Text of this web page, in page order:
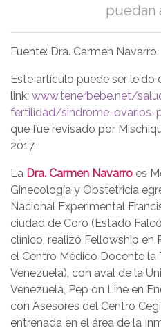
puedan
Fuente: Dra. Carmen Navarro.
Este artículo puede ser
link: www.tenerbebe.net/
fertilidad/sindrome-ovarios-
que fue revisado por
2017.
La Dra. Carmen Navarro es
Ginecología y Obstetricia
Nacional Experimental
ciudad de Coro (Estado
clínico, realizó Fellowship en
el Centro Médico Docente la
Venezuela), con aval de la
Venezuela, Pep on Line en
con Asesores del Centro
entrenada en el área de la